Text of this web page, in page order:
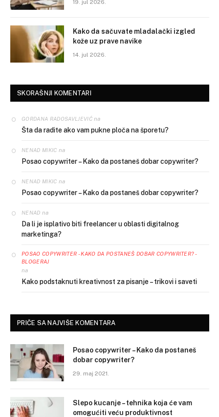
19. jul 2026.
Kako da sačuvate mladalački izgled
kože uz prave navike
14. jul 2026.
SKORAŠNJI KOMENTARI
GORDANA RADOSAVLJEVIĆna
Šta da radite ako vam pukne ploča na šporetu?
NENAD MIKIC na
Posao copywriter – Kako da postaneš dobar copywriter?
NENAD MIKIC na
Posao copywriter – Kako da postaneš dobar copywriter?
NENAD na
Da li je isplativo biti freelancer u oblasti digitalnog
marketinga?
POSAO COPYWRITER - KAKO DA POSTANEŠ DOBAR COPYWRITER? -
BLOGERAJ
na
Kako podstaknuti kreativnost za pisanje – trikovi i saveti
PRIČE SA NAJVIŠE KOMENTARA
Posao copywriter – Kako da postaneš
dobar copywriter?
29. maj 2021.
Slepo kucanje – tehnika koja će vam
omogućiti veću produktivnost